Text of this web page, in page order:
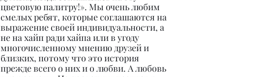
цветовую палитру!». Мы очень любим
смелых ребят, которые соглашаются на
выражение своей индивидуальности, а
не на хайп ради хайпа или в угоду
многочисленному мнению друзей и
близких, потому что это история
прежде всего о них и о любви. А любовь